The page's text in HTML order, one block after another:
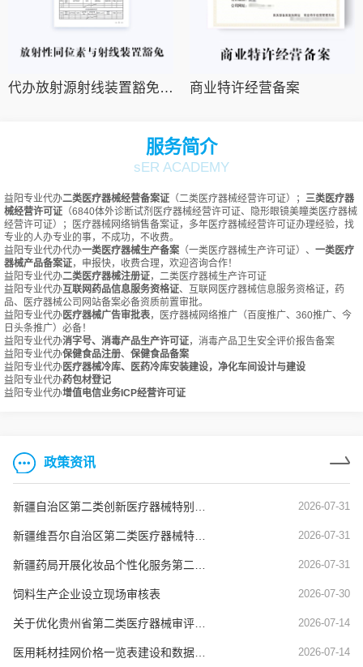
代办放射源射线装置豁免备案 商业特许经营备案
服务简介
sER ACADEMY
益阳专业代办二类医疗器械经营备案证 （二类医疗器械经营许可证）； 三类医疗器
械经营许可证 （6840体外诊断试剂医疗器械经营许可证、隐形眼镜美瞳类医疗器械
经营许可证）；医疗器械网络销售备案证，多年医疗器械经营许可证办理经验，找
专业的人办专业的事，不成功，不收费。
益阳专业代办代办一类医疗器械生产备案 （一类医疗器械生产许可证）、 一类医疗
器械产品备案证，申报快，收费合理，欢迎咨询合作！
益阳专业代办二类医疗器械注册证，二类医疗器械生产许可证
益阳专业代办互联网药品信息服务资格证、互联网医疗器械信息服务资格证，药
品、医疗器械公司网站备案必备资质前置审批。
益阳专业代办医疗器械广告审批表，医疗器械网络推广（百度推广、360推广、今
日头条推广）必备！
益阳专业代办消字号、消毒产品生产许可证，消毒产品卫生安全评价报告备案
益阳专业代办保健食品注册、 保健食品备案
益阳专业代办医疗器械冷库、医药冷库安装建设，净化车间设计与建设
益阳专业代办药包材登记
益阳专业代办增值电信业务ICP经营许可证
政策资讯
2026-07-31
2026-07-31
2026-07-31
饲料生产企业设立现场审核表 2026-07-30
2026-07-14
2026-07-14